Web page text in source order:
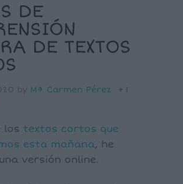
DE
DE TEXTOS
by Mª Carmen Pérez
1
los textos cortos que
esta mañana, he
versión online.